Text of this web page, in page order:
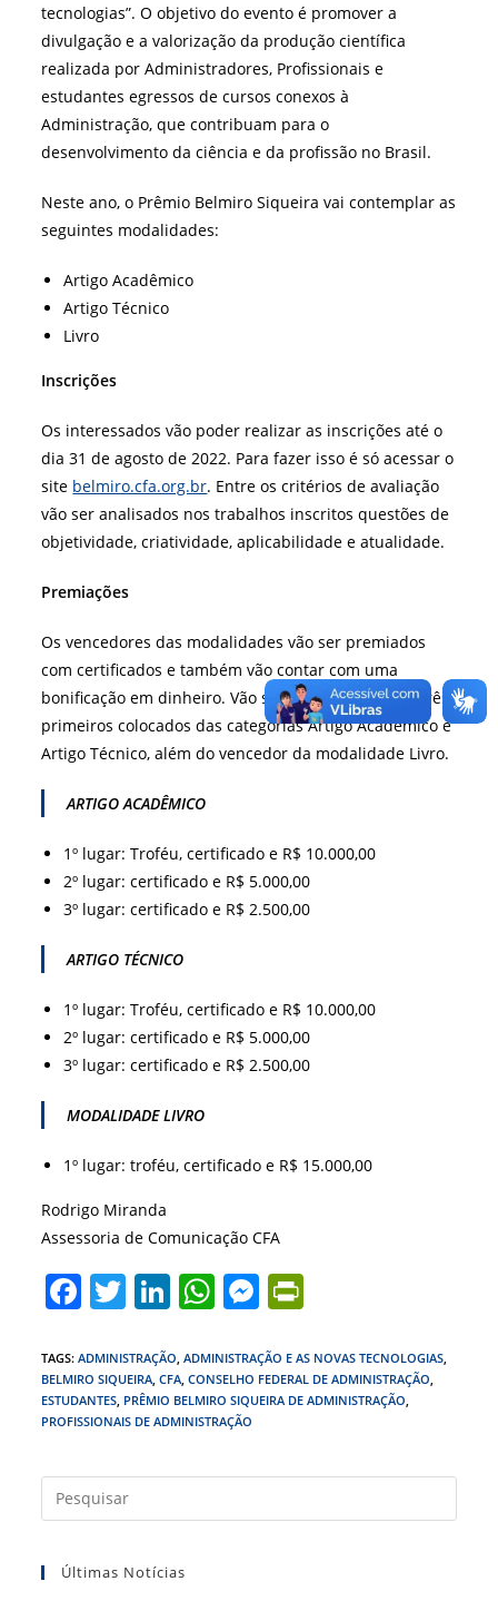
tecnologias”. O objetivo do evento é promover a
divulgação e a valorização da produção científica
realizada por Administradores, Profissionais e
estudantes egressos de cursos conexos à
Administração, que contribuam para o
desenvolvimento da ciência e da profissão no Brasil.
Neste ano, o Prêmio Belmiro Siqueira vai contemplar as
seguintes modalidades:
Artigo Acadêmico
Artigo Técnico
Livro
Inscrições
Os interessados vão poder realizar as inscrições até o
dia 31 de agosto de 2022. Para fazer isso é só acessar o
site belmiro.cfa.org.br. Entre os critérios de avaliação
vão ser analisados nos trabalhos inscritos questões de
objetividade, criatividade, aplicabilidade e atualidade.
Premiações
Os vencedores das modalidades vão ser premiados
com certificados e também vão contar com uma
bonificação em dinheiro. Vão ser contemplados os três
primeiros colocados das categorias Artigo Acadêmico e
Artigo Técnico, além do vencedor da modalidade Livro.
ARTIGO ACADÊMICO
1º lugar: Troféu, certificado e R$ 10.000,00
2º lugar: certificado e R$ 5.000,00
3º lugar: certificado e R$ 2.500,00
ARTIGO TÉCNICO
1º lugar: Troféu, certificado e R$ 10.000,00
2º lugar: certificado e R$ 5.000,00
3º lugar: certificado e R$ 2.500,00
MODALIDADE LIVRO
1º lugar: troféu, certificado e R$ 15.000,00
Rodrigo Miranda
Assessoria de Comunicação CFA
F
c
e
b
o
o
T
itt
er
Li
k
e
dI
n
W
at
s
A
p
M
ss
e
g
tF
ri
n
TAGS:ADMINISTRAÇÃO ADMINISTRAÇÃO E AS NOVAS TECNOLOGIAS
BELMIRO SIQUEIRA CFA CONSELHO FEDERAL DE ADMINISTRAÇÃO
ESTUDANTES PRÊMIO BELMIRO SIQUEIRA DE ADMINISTRAÇÃO
PROFISSIONAIS DE ADMINISTRAÇÃO
a
Últimas Notícias